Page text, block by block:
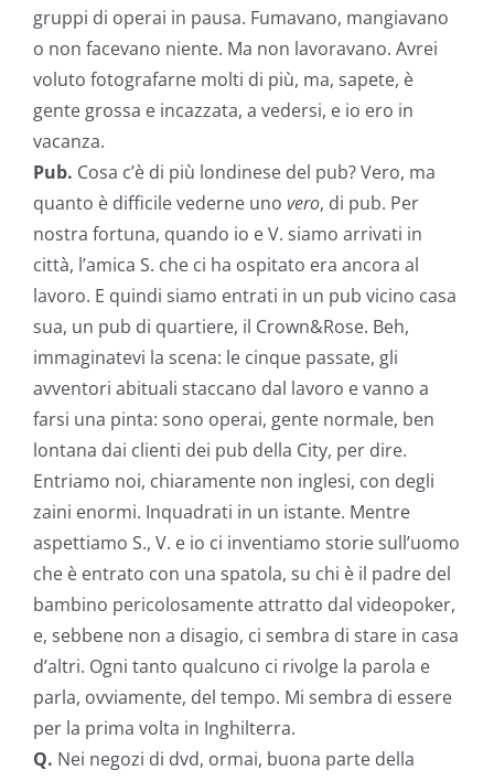
gruppi di operai in pausa. Fumavano, mangiavano
o non facevano niente. Ma non lavoravano. Avrei
voluto fotografarne molti di più, ma, sapete, è
gente grossa e incazzata, a vedersi, e io ero in
vacanza.
Pub. Cosa c’è di più londinese del pub? Vero, ma
quanto è difficile vederne uno vero, di pub. Per
nostra fortuna, quando io e V. siamo arrivati in
città, l’amica S. che ci ha ospitato era ancora al
lavoro. E quindi siamo entrati in un pub vicino casa
sua, un pub di quartiere, il Crown&Rose. Beh,
immaginatevi la scena: le cinque passate, gli
avventori abituali staccano dal lavoro e vanno a
farsi una pinta: sono operai, gente normale, ben
lontana dai clienti dei pub della City, per dire.
Entriamo noi, chiaramente non inglesi, con degli
zaini enormi. Inquadrati in un istante. Mentre
aspettiamo S., V. e io ci inventiamo storie sull’uomo
che è entrato con una spatola, su chi è il padre del
bambino pericolosamente attratto dal videopoker,
e, sebbene non a disagio, ci sembra di stare in casa
d’altri. Ogni tanto qualcuno ci rivolge la parola e
parla, ovviamente, del tempo. Mi sembra di essere
per la prima volta in Inghilterra.
Q. Nei negozi di dvd, ormai, buona parte della